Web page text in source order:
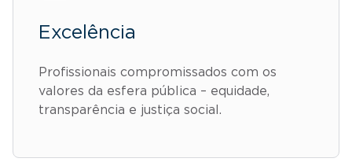
Excelência
Profissionais compromissados com os
valores da esfera pública – equidade,
transparência e justiça social.